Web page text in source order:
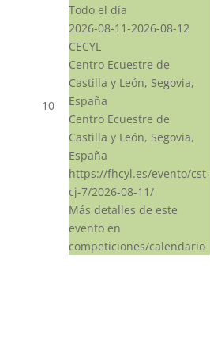
10
Todo el día
2026-08-11-2026-08-12
CECYL
Centro Ecuestre de
Castilla y León, Segovia,
España
Centro Ecuestre de
Castilla y León, Segovia,
España
https://fhcyl.es/evento/cst-
cj-7/2026-08-11/
Más detalles de este
evento en
competiciones/calendario